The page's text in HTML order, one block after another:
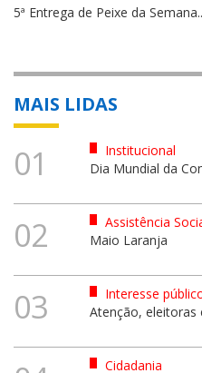
5ª Entrega de Peixe da
MAIS LIDAS
01
Institucional
Dia Mundial da
02
Assistência
Maio Laranja
03
Interesse
Atenção, eleitoras
Cidadania